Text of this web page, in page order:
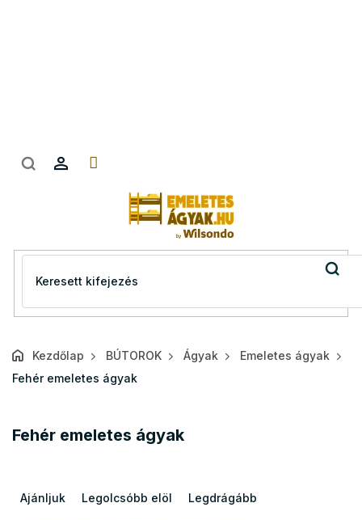
Kezdőlap BÚTOROK Ágyak
Emeletes ágyak
Fehér emeletes ágyak
Fehér emeletes ágyak
eAjánljuk Legolcsóbb elöl Legdrágább